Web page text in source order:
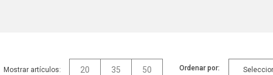
Mostrar artículos: 20 35 50 Ordenar por: